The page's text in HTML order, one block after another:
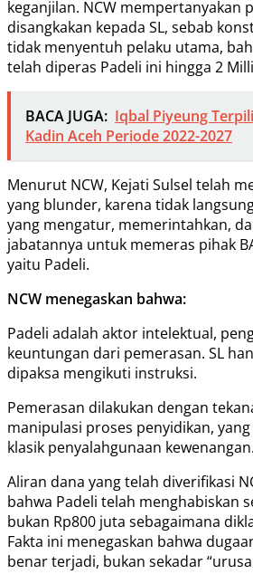
keganjilan. NCW mempertanyakan
disangkakan kepada SL, sebab
tidak menyentuh pelaku utama,
telah diperas Padeli ini hingga 2
BACA JUGA: Iqbal Piyeung
Kadin Aceh Periode 2022-2027
Menurut NCW, Kejati Sulsel telah
yang blunder, karena tidak
yang mengatur, memerintahkan,
jabatannya untuk memeras pihak
yaitu Padeli.
NCW menegaskan bahwa:
Padeli adalah aktor intelektual,
keuntungan dari pemerasan. SL
dipaksa mengikuti instruksi.
Pemerasan dilakukan dengan
manipulasi proses penyidikan,
klasik penyalahgunaan kewenangan.
Aliran dana yang telah diverifikasi
bahwa Padeli telah menghabiskan
bukan Rp800 juta sebagaimana
Fakta ini menegaskan bahwa
benar terjadi, bukan sekadar